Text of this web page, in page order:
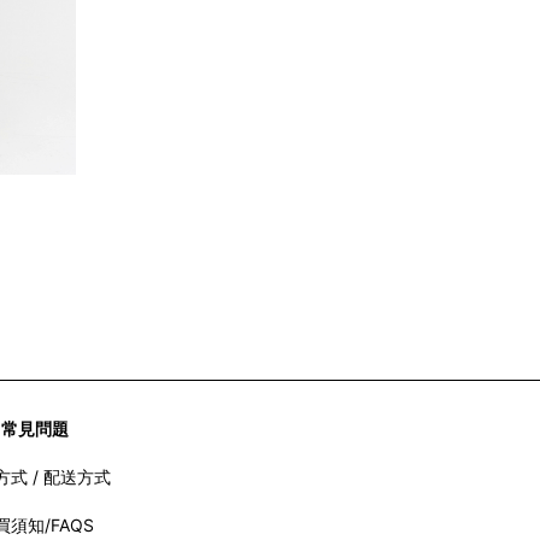
常見問題
式 / 配送方式
須知/FAQS